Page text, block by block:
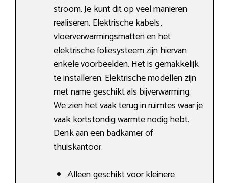
stroom. Je kunt dit op veel manieren
realiseren. Elektrische kabels,
vloerverwarmingsmatten en het
elektrische foliesysteem zijn hiervan
enkele voorbeelden. Het is gemakkelijk
te installeren. Elektrische modellen zijn
met name geschikt als bijverwarming.
We zien het vaak terug in ruimtes waar je
vaak kortstondig warmte nodig hebt.
Denk aan een badkamer of
thuiskantoor.
Alleen geschikt voor kleinere